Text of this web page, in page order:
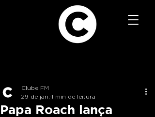
Papa Roach lança
Clube FM
29 de jan. 1 min de leitura